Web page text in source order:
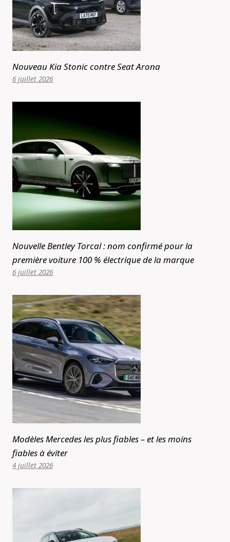
Nouveau Kia Stonic contre Seat Arona
6 juillet 2026
Nouvelle Bentley Torcal : nom confirmé pour la
première voiture 100 % électrique de la marque
6 juillet 2026
Modèles Mercedes les plus fiables – et les moins
fiables à éviter
4 juillet 2026